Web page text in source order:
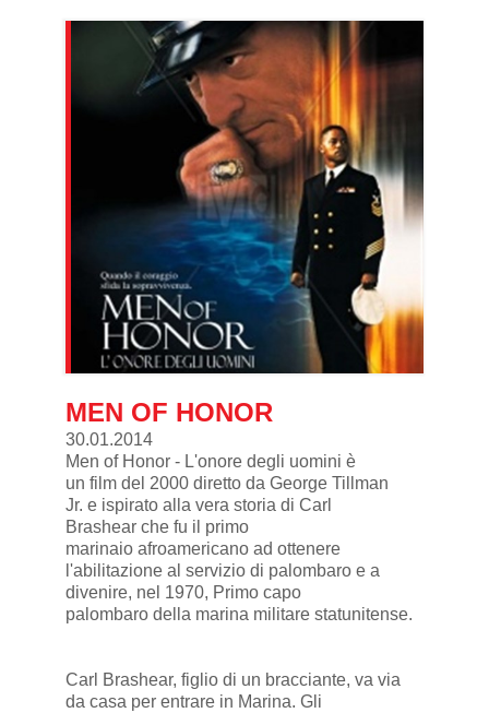
MEN OF HONOR
30.01.2014
Men of Honor - L'onore degli uomini è
un film del 2000 diretto da George Tillman
Jr. e ispirato alla vera storia di Carl
Brashear che fu il primo
marinaio afroamericano ad ottenere
l'abilitazione al servizio di palombaro e a
divenire, nel 1970, Primo capo
palombaro della marina militare statunitense.
Carl Brashear, figlio di un bracciante, va via
da casa per entrare in Marina. Gli